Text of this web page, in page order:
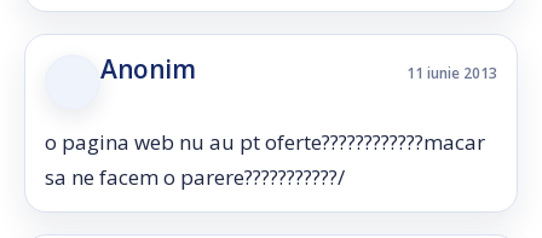
Anonim 11 iunie 2013
o pagina web nu au pt oferte????????????macar
sa ne facem o parere???????????/